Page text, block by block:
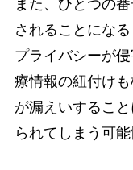
また、ひとつの
されることにな
プライバシーが
療情報の紐付け
が漏えいするこ
られてしまう可能